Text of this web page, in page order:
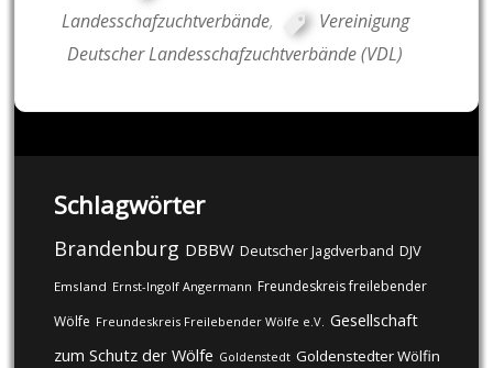
Landesschafzuchtverbände,
Vereinigung
Deutscher Landesschafzuchtverbände (VDL)
Schlagwörter
Brandenburg DBBW Deutscher Jagdverband DJV
Emsland Ernst-Ingolf Angermann Freundeskreis freilebender
Wölfe Freundeskreis Freilebender Wölfe e.V. Gesellschaft
zum Schutz der Wölfe Goldenstedt Goldenstedter Wölfin